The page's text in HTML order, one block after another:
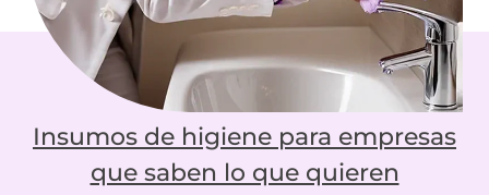
Insumos de higiene para empresas
que saben lo que quieren